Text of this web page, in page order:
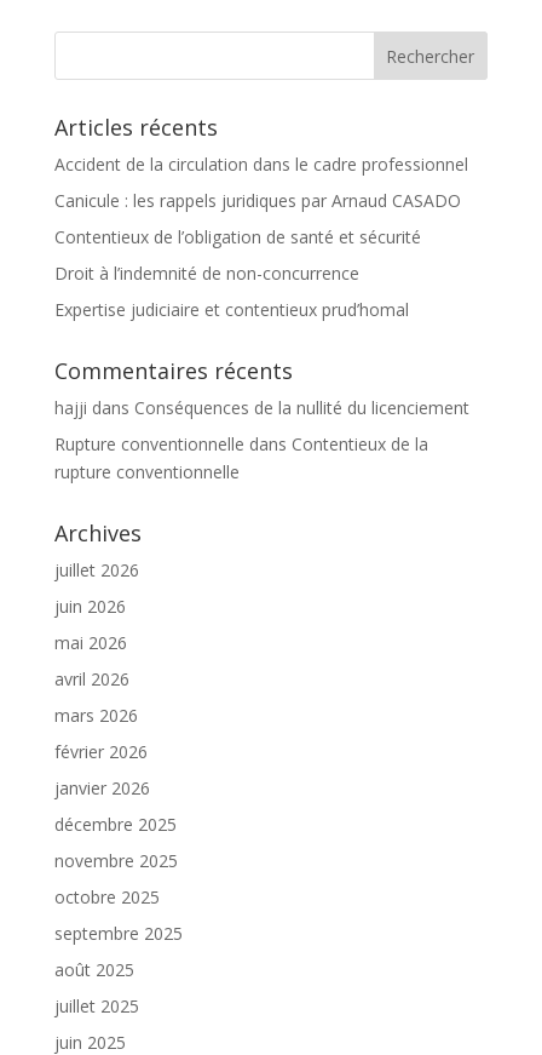
Articles récents
Accident de la circulation dans le cadre professionnel
Canicule : les rappels juridiques par Arnaud CASADO
Contentieux de l’obligation de santé et sécurité
Droit à l’indemnité de non-concurrence
Expertise judiciaire et contentieux prud’homal
Commentaires récents
hajji dans Conséquences de la nullité du licenciement
Rupture conventionnelle dans Contentieux de la
rupture conventionnelle
Archives
juillet 2026
juin 2026
mai 2026
avril 2026
mars 2026
février 2026
janvier 2026
décembre 2025
novembre 2025
octobre 2025
septembre 2025
août 2025
juillet 2025
juin 2025